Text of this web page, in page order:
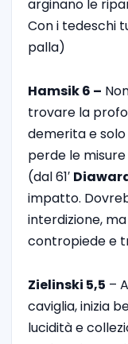
arginano le
Con i tedeschi
palla)
Hamsik 6 –
trovare la
demerita e solo
perde le
(dal 61′
impatto.
interdizione,
contropiede e
Zielinski 5,5 –
caviglia, inizia
lucidità e